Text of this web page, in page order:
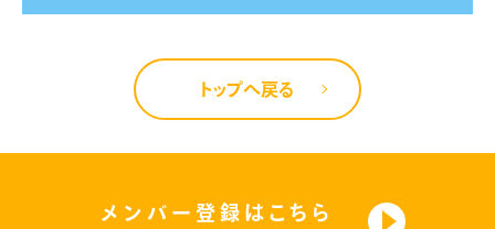
トップへ戻る
メンバー登録はこちら